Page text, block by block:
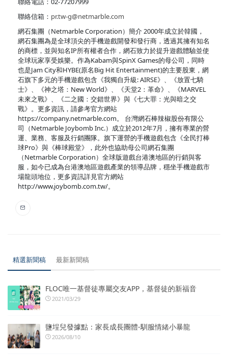
聯絡信箱： pr.tw-g@netmarble.com
網石集團（Netmarble Corporation）簡介 2000年成立於韓國，
網石集團為是全球頂尖的手機遊戲開發和發行商，透過其擁有知名
的商標，並與知名IP所有權者合作，網石致力於提升遊戲體驗並使
全球玩家享受娛樂。作為Kabam與SpinX Games的母公司，同時
也是Jam City和HYBE(原名Big Hit Entertainment)的主要股東，網
石旗下多元的手機遊戲包含《我獨自升級: AIRSE》、《放置七騎
士》、《神之塔：New World》、《天堂2：革命》、《MARVEL
未來之戰》、《二之國：交錯世界》與《七大罪：光與暗之交
戰》。更多資訊，請參考官方網站
https://company.netmarble.com。 台灣網石棒辣椒股份有限公
司（Netmarble Joybomb Inc.）成立於2012年7月，擁有專業的營
運、業務、客服及行銷團隊。旗下運營的手機遊戲包含《全民打棒
球Pro》與《棒球殿堂》，此外也協助母公司網石集團
（Netmarble Corporation）全球版遊戲台港澳地區的行銷與客
服，如今已成為台港澳地區遊戲產業的領導品牌，穩坐手機遊戲市
場龍頭地位，更多資訊詳見官方網站
http://www.joybomb.com.tw/。
精選新聞稿 最新新聞稿
FLOC唯一基督徒專屬交友APP，基督徒的新福音
2021/03/29
鹽埕兒發據點：家長成長團體-馴服情緒小暴龍
2026/08/10